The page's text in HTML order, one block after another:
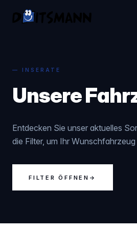
— INSERATE
Unsere
Entdecken Sie unser aktuelles
die Filter, um Ihr
FILTER ÖFFNEN →